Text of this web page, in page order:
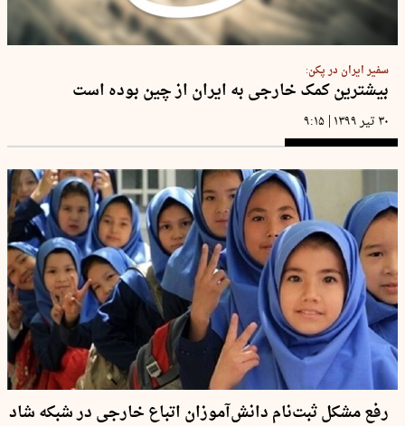
سفیر ایران در پکن:
بیشترین کمک خارجی به ایران از چین بوده است
۳۰ تیر ۱۳۹۹ | ۹:۱۵
رفع مشکل ثبت‌نام دانش‌آموزان اتباع خارجی در شبکه شاد